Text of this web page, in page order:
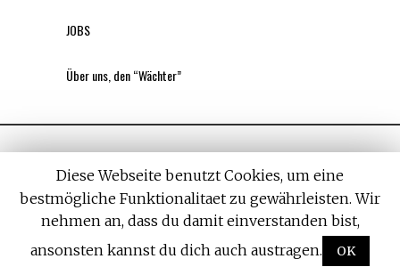
JOBS
Über uns, den “Wächter”
All rights reserved. Designed by Withemes
Diese Webseite benutzt Cookies, um eine
bestmögliche Funktionalitaet zu gewährleisten. Wir
nehmen an, dass du damit einverstanden bist,
ansonsten kannst du dich auch austragen.
OK